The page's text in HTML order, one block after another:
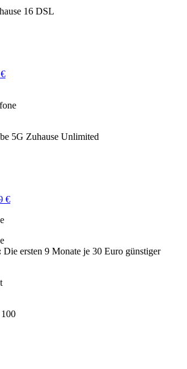
16 DSL
5G Zuhause Unlimited
€
Die ersten 9 Monate je 30 Euro günstiger